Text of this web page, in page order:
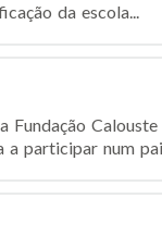
da escola...
Fundação Calouste
a participar num